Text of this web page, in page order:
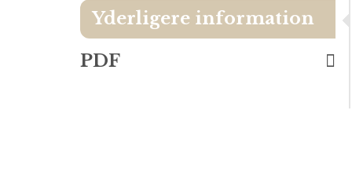
Yderligere information
PDF